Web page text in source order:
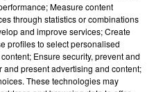
immédiatement menées
Measure content
through statistics or combinations
and improve services; Create
profiles to select personalised
Ensure security, prevent and
present advertising and content;
These technologies may